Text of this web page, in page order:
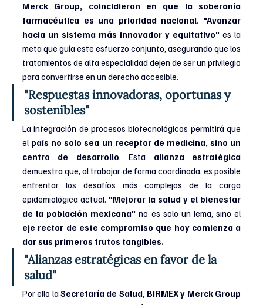
Merck Group, coincidieron en que la soberanía
farmacéutica es una prioridad nacional. "Avanzar
hacia un sistema más innovador y equitativo" es la
meta que guía este esfuerzo conjunto, asegurando que los
tratamientos de alta especialidad dejen de ser un privilegio
para convertirse en un derecho accesible.
"Respuestas innovadoras, oportunas y
sostenibles"
La integración de procesos biotecnológicos permitirá que
el país no solo sea un receptor de medicina, sino un
centro de desarrollo. Esta alianza estratégica
demuestra que, al trabajar de forma coordinada, es posible
enfrentar los desafíos más complejos de la carga
epidemiológica actual. "Mejorar la salud y el bienestar
de la población mexicana"
eje rector de este compromiso que hoy comienza a
dar sus primeros frutos tangibles.
"Alianzas estratégicas en favor de la
salud"
Por ello la Secretaría de Salud, BIRMEX y Merck Group